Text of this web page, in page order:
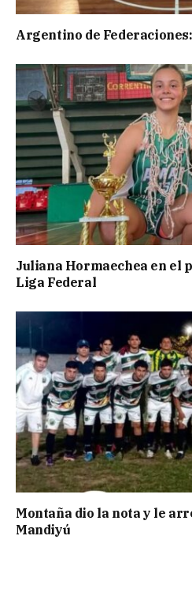
Argentino de
Juliana Hormaechea en el
Liga Federal
Montaña dio la nota y le
Mandiyú